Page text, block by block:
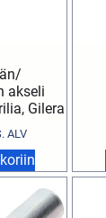
akseli
Gilera
ALV